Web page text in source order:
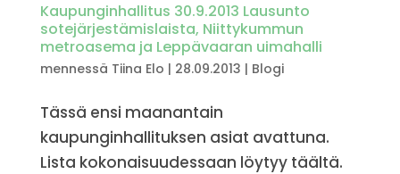
Kaupunginhallitus 30.9.2013 Lausunto
sotejärjestämislaista, Niittykummun
metroasema ja Leppävaaran uimahalli
mennessä Tiina Elo | 28.09.2013 | Blogi
Tässä ensi maanantain
kaupunginhallituksen asiat avattuna.
Lista kokonaisuudessaan löytyy täältä.